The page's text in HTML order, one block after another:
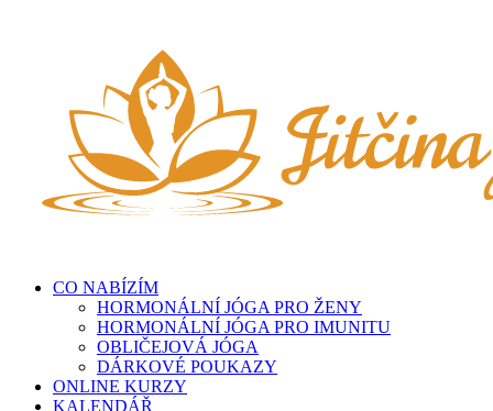
CO NABÍZÍM
HORMONÁLNÍ JÓGA PRO ŽENY
HORMONÁLNÍ JÓGA PRO IMUNITU
OBLIČEJOVÁ JÓGA
DÁRKOVÉ POUKAZY
ONLINE KURZY
KALENDÁŘ